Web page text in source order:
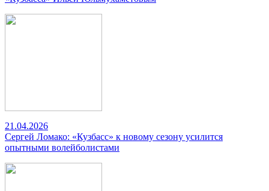
21.04.2026
Сергей Ломако: «Кузбасс» к новому сезону усилится
опытными волейболистами